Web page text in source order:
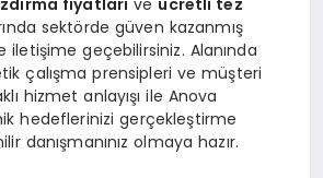
fiyatları ve ücretli tez
sektörde güven kazanmış
iletişime geçebilirsiniz. Alanında
çalışma prensipleri ve müşteri
hizmet anlayışı ile Anova
hedeflerinizi gerçekleştirme
danışmanınız olmaya hazır.